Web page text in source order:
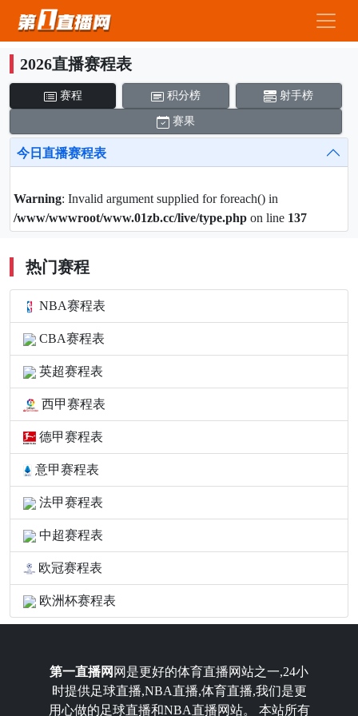
2026直播赛程表
赛程 积分榜 射手榜
赛果
今日直播赛程表
Warning: Invalid argument supplied for foreach() in
/www/wwwroot/www.01zb.cc/live/type.php on line 137
热门赛程
NBA赛程表
CBA赛程表
英超赛程表
西甲赛程表
德甲赛程表
意甲赛程表
法甲赛程表
中超赛程表
欧冠赛程表
欧洲杯赛程表
第一直播网 网是更好的体育直播网站之一,24小
时提供足球直播,NBA直播,体育直播,我们是更
用心做的足球直播和NBA直播网站。 本站所有